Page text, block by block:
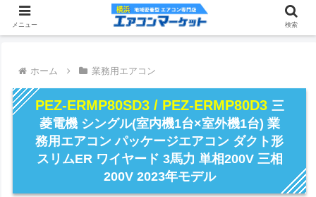
ホーム 業務用エアコン
PEZ-ERMP80SD3 / PEZ-ERMP80D3 三
菱電機 シングル(室内機1台×室外機1台) 業
務用エアコン パッケージエアコン ダクト形
スリムER ワイヤード 3馬力 単相200V 三相
200V 2023年モデル
メニュー 検索